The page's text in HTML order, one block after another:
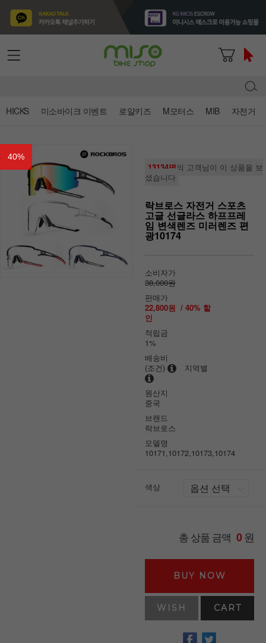
HICKS 미소바이크 이벤트 로얄키즈 M모터스 MIB 자전거
40%
13134명의 고객님이 이 상품을 보
셨습니다
락브로스 자전거 스포츠
고글 선글라스 하프프레
임 변색렌즈 미러렌즈 편
광10174
소비자가
38,000원
판매가
22,800원 / 40% 할
인
적립금
1%
배송비
(조건)
지역별
원산지
중국
브랜드
락브로스
모델명
10171,10172,10173,10174
색상
총 상품 금액 0원
BUY NOW
WISH CART